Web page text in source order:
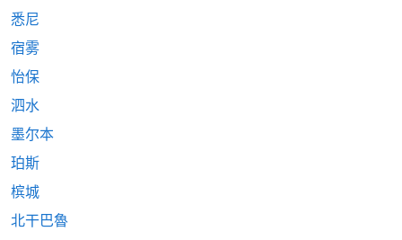
悉尼
宿雾
怡保
泗水
墨尔本
珀斯
槟城
北干巴魯